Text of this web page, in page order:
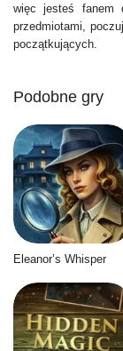
więc jesteś fanem
przedmiotami,
początkujących.
Podobne gry
Eleanor’s Whisper